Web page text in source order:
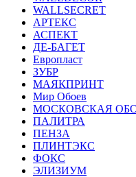
WALLSECRET
АРТЕКС
АСПЕКТ
ДЕ-БАГЕТ
Европласт
ЗУБР
МАЯКПРИНТ
Мир Обоев
МОСКОВСКАЯ
ПАЛИТРА
ПЕНЗА
ПЛИНТЭКС
ФОКС
ЭЛИЗИУМ